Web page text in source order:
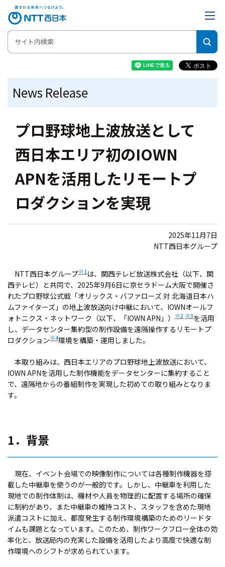
News Release
プロ野球地上波放送として
西日本エリア初のIOWN
APNを活用したリモートプ
ロダクションを実現
2025年11月7日
NTT西日本グループ
NTT西日本グループ※1は、関西テレビ放送株式会社（以下、関
西テレビ）と共同で、2025年9月6日に京セラドーム大阪で開催さ
れたプロ野球公式戦「オリックス・バファローズ 対 北海道日本ハ
ムファイターズ」の地上波放送向け中継において、IOWNオールフ
ォトニクス・ネットワーク（以下、「IOWN APN」）
※2 ※3を活用
し、データセンター集約型の制作設備を遠隔操作するリモートプ
ロダクション※4環境を構築・運用しました。
本取り組みは、西日本エリアのプロ野球地上波放送において、
IOWN APNを活用した制作機能をデータセンターに集約すること
で、遠隔地からの番組制作を実現した初めての取り組みとなりま
す。
1．背景
現在、イベント会場での映像制作については各種制作機器を搭
載した中継車を使うのが一般的です。しかし、中継車を利用した
現地での制作体制は、機材や人員を物理的に配置する場所の確保
に制約があり、また中継車の維持コスト、スタッフを含めた現地
派遣コストに加え、都度発生する制作環境構築のためのリードタ
イムも課題となっています。このため、制作ワークフロー全体の効
率化と、放送局内の充実した設備を活用したより高度で快適な制
作環境へのシフトが求められています。